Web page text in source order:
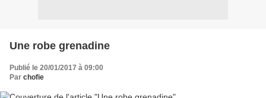
Une robe grenadine
Publié le 20/01/2017 à 09:00
Par chofie